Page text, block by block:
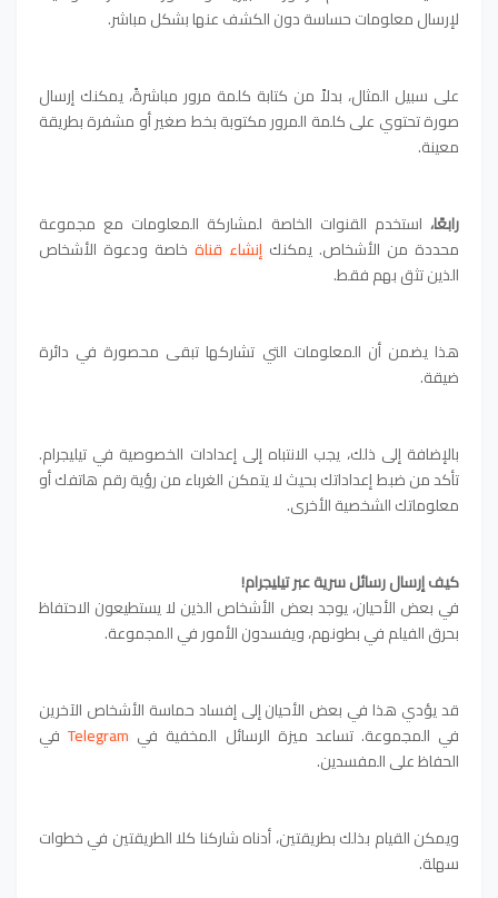
لإرسال معلومات حساسة دون الكشف عنها بشكل مباشر.
على سبيل المثال، بدلاً من كتابة كلمة مرور مباشرةً، يمكنك إرسال
صورة تحتوي على كلمة المرور مكتوبة بخط صغير أو مشفرة بطريقة
معينة.
رابعًا، استخدم القنوات الخاصة لمشاركة المعلومات مع مجموعة
محددة من الأشخاص. يمكنك إنشاء قناة خاصة ودعوة الأشخاص
الذين تثق بهم فقط.
هذا يضمن أن المعلومات التي تشاركها تبقى محصورة في دائرة
ضيقة.
بالإضافة إلى ذلك، يجب الانتباه إلى إعدادات الخصوصية في تيليجرام.
تأكد من ضبط إعداداتك بحيث لا يتمكن الغرباء من رؤية رقم هاتفك أو
معلوماتك الشخصية الأخرى.
كيف إرسال رسائل سرية عبر تيليجرام!
في بعض الأحيان، يوجد بعض الأشخاص الذين لا يستطيعون الاحتفاظ
بحرق الفيلم في بطونهم، ويفسدون الأمور في المجموعة.
قد يؤدي هذا في بعض الأحيان إلى إفساد حماسة الأشخاص الآخرين
في المجموعة. تساعد ميزة الرسائل المخفية في Telegramفي
الحفاظ على المفسدين.
ويمكن القيام بذلك بطريقتين، أدناه شاركنا كلا الطريقتين في خطوات
سهلة.